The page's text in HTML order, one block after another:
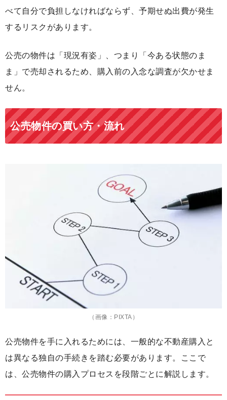
べて自分で負担しなければならず、予期せぬ出費が発生
するリスクがあります。
公売の物件は「現況有姿」、つまり「今ある状態のま
ま」で売却されるため、購入前の入念な調査が欠かせま
せん。
公売物件の買い方・流れ
（画像：PIXTA）
公売物件を手に入れるためには、一般的な不動産購入と
は異なる独自の手続きを踏む必要があります。ここで
は、公売物件の購入プロセスを段階ごとに解説します。